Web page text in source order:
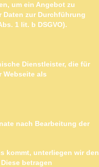
um ein Angebot zu
Daten zur Durchführung
1 lit. b DSGVO).
Dienstleister, die für
Webseite als
nach Bearbeitung der
kommt, unterliegen wir den
betragen